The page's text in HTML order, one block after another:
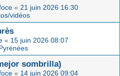
« 21 juin 2026 16:30
vidéos
« 15 juin 2026 08:07
sombrilla)
« 14 juin 2026 09:04